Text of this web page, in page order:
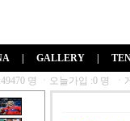
GALLERY